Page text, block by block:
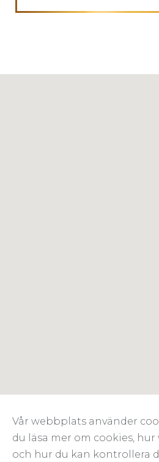
Vår webbplats använder
du läsa mer om cookies, hur
och hur du kan kontrollera